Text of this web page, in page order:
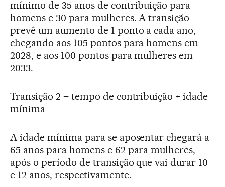
mínimo de 35 anos de contribuição para
homens e 30 para mulheres. A transição
prevê um aumento de 1 ponto a cada ano,
chegando aos 105 pontos para homens em
2028, e aos 100 pontos para mulheres em
2033.
Transição 2 – tempo de contribuição + idade
mínima
A idade mínima para se aposentar chegará a
65 anos para homens e 62 para mulheres,
após o período de transição que vai durar 10
e 12 anos, respectivamente.